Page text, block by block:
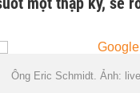
Ông Eric Schmidt. Ảnh: